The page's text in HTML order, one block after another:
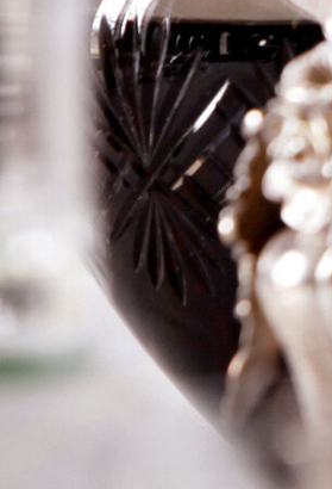
Logga in för att se priset
Art.nr: 20523-02
Information
Producent Chateau
Årgång 2017
Land Frankrike
Område
Färg Rött
37,5cl
–